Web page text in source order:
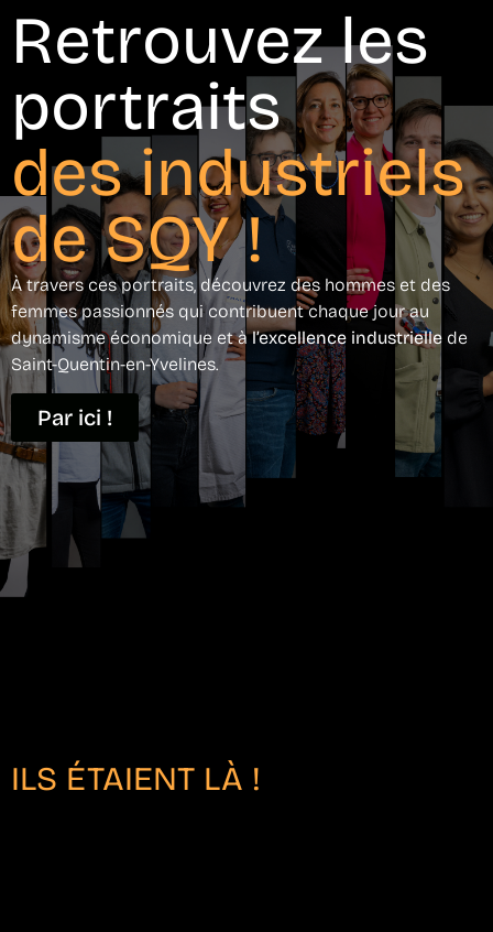
Retrouvez les
portraits
des industriels
de SQY !
À travers ces portraits, découvrez des hommes et des
femmes passionnés qui contribuent chaque jour au
dynamisme économique et àl’excellence industrielle de
Saint-Quentin-en-Yvelines.
Par ici !
ILS ÉTAIENT LÀ !